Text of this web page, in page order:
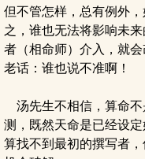
但不管怎样，总有例外
之，谁也无法将影响未
者（相命师）介入，就
老话：谁也说不准啊！
汤先生不相信，算命不
测，既然天命是已经设
算找不到最初的撰写者